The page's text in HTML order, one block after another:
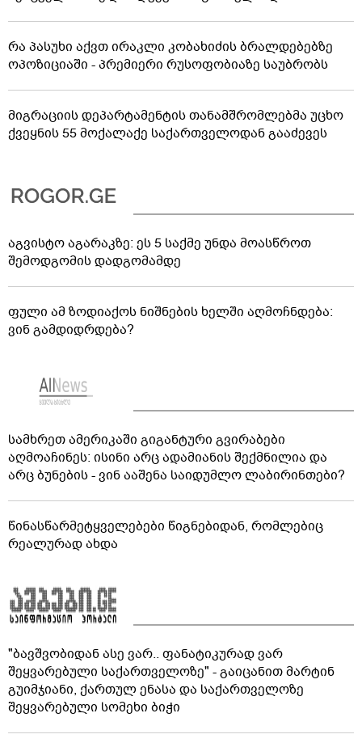
რა პასუხი აქვთ ირაკლი კობახიძის ბრალდებებზე
ოპოზიციაში - პრემიერი რუსოფობიაზე საუბრობს
მიგრაციის დეპარტამენტის თანამშრომლებმა უცხო
ქვეყნის 55 მოქალაქე საქართველოდან გააძევეს
აგვისტო აგარაკზე: ეს 5 საქმე უნდა მოასწროთ
შემოდგომის დადგომამდე
ფული ამ ზოდიაქოს ნიშნების ხელში აღმოჩნდება:
ვინ გამდიდრდება?
სამხრეთ ამერიკაში გიგანტური გვირაბები
აღმოაჩინეს: ისინი არც ადამიანის შექმნილია და
არც ბუნების - ვინ ააშენა საიდუმლო ლაბირინთები?
წინასწარმეტყველებები წიგნებიდან, რომლებიც
რეალურად ახდა
"ბავშვობიდან ასე ვარ.. ფანატიკურად ვარ
შეყვარებული საქართველოზე" - გაიცანით მარტინ
გუიმჯიანი, ქართულ ენასა და საქართველოზე
შეყვარებული სომეხი ბიჭი